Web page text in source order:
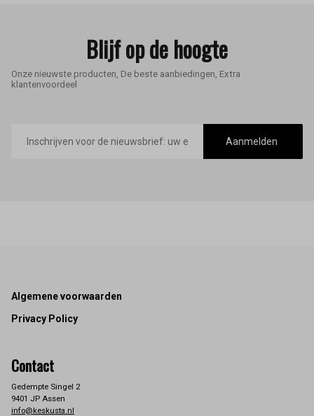
Blijf op de hoogte
Onze nieuwste producten, De beste aanbiedingen, Extra
klantenvoordeel
mailadres
Aanmelden
Footer
Algemene voorwaarden
Privacy Policy
Contact
Gedempte Singel 2
9401 JP Assen
info@keskusta.nl